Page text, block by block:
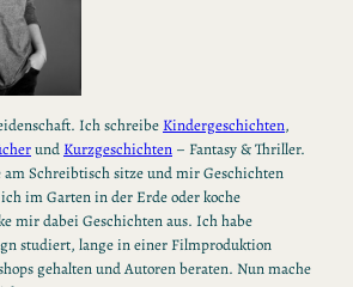
Ich schreibeKindergeschichten,
undKurzgeschichten – Fantasy & Thriller.
Schreibtisch sitze und mir Geschichten
im Garten in der Erde oder koche
mir dabei Geschichten aus. Ich habe
studiert, lange in einer Filmproduktion
gehalten und Autoren beraten. Nun mache